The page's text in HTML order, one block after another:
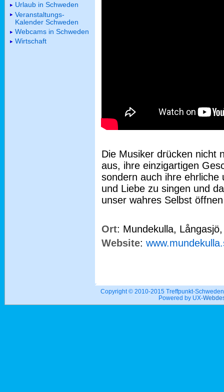
Die Musiker drücken nicht
aus, ihre einzigartigen
sondern auch ihre
und Liebe zu singen und
unser wahres Selbst
Ort: Mundekulla,
Website:
Urlaub in Schweden
Veranstaltungs-
Kalender Schweden
Webcams in Schweden
Wirtschaft
Copyright © 2010-2015 Treffpunkt-
Powered by UX-